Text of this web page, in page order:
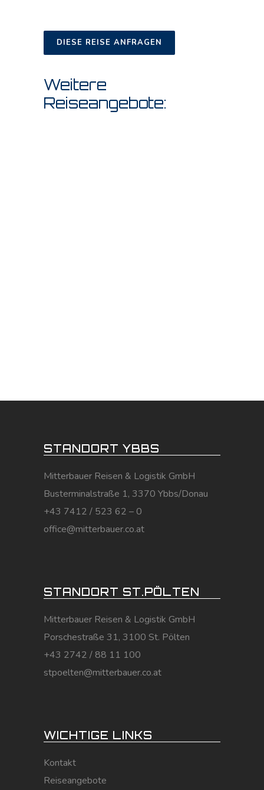
DIESE REISE ANFRAGEN
Weitere
Reiseangebote:
STANDORT YBBS
Mitterbauer Reisen & Logistik GmbH
Busterminalstraße 1, 3370 Ybbs/Donau
+43 7412 / 523 62 – 0
office@mitterbauer.co.at
STANDORT ST.PÖLTEN
Mitterbauer Reisen & Logistik GmbH
Porschestraße 31, 3100 St. Pölten
+43 2742 / 88 11 100
stpoelten@mitterbauer.co.at
WICHTIGE LINKS
Kontakt
Reiseangebote